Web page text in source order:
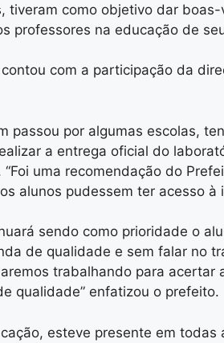
tiveram como objetivo dar
professores na educação de
com a participação da
passou por algumas escolas,
a entrega oficial do
uma recomendação do
alunos pudessem ter acesso
sendo como prioridade o
de qualidade e sem falar no
trabalhando para
qualidade” enfatizou o prefeito.
esteve presente em